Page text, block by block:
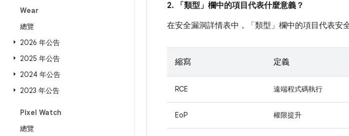
Wear
總覽
2026 年公告
2025 年公告
2024 年公告
2023 年公告
Pixel Watch
總覽
2. 「類型」 欄中的項目代表什麼意義？
在安全漏洞詳情表中，「類型」 欄中的項目代表安
縮寫 定義
RCE 遠端程式碼執行
EoP 權限提升